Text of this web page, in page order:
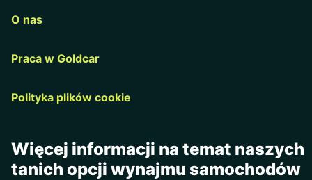
O nas
Praca w Goldcar
Polityka plików cookie
Więcej informacji na temat naszych
tanich opcji wynajmu samochodów